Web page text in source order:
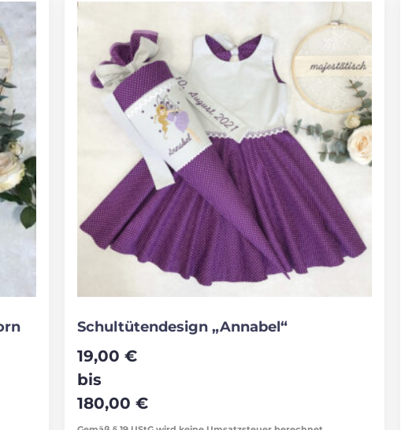
Schultütendesign „Annabel“
19,00 €
bis
180,00 €